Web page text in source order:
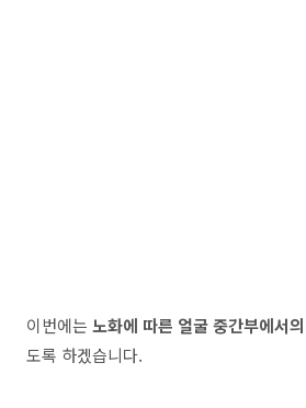
이번에는 노화에 따른 얼굴 중간부에서
도록 하겠습니다.